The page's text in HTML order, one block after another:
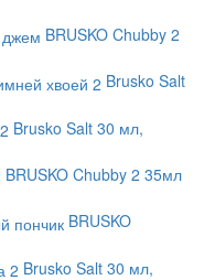
BRUSKO Chubby 2
Brusko Salt
Brusko Salt 30 мл,
BRUSKO Chubby 2 35мл
BRUSKO
Brusko Salt 30 мл,